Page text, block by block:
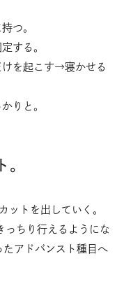
つ。
する。
けを起こす→寝かせる
りと。
ットを出していく。
っちり行えるようにな
アドバンスト種目へ